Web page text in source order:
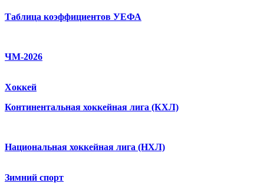
Таблица коэффициентов УЕФА
ЧМ-2026
Хоккей
Континентальная хоккейная лига (КХЛ)
Национальная хоккейная лига (НХЛ)
Зимний спорт